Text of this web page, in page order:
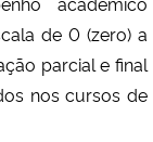
de 0 (zero) a
parcial e final
nos cursos de